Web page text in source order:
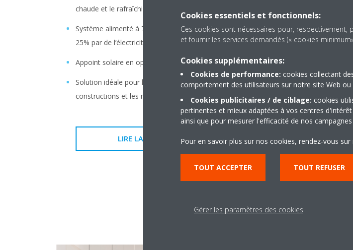
chaude et le rafraîchissement (en option)
Système alimenté à 75% par de l’air et à
25% par de l’électricité
Appoint solaire en option
Solution idéale pour les nouvelles
constructions et les maisons passives
LIRE LA SUITE
Système alimenté à 65 %
35 % par de l’électricité
Appoint solaire en option
Possibilité de connexion
tuyauterie et à des
température existants
rénovation et le
Cookies essentiels et fonctionnels:
Ces cookies sont nécessaires pour,
et fournir les services demandés (« cookies
Cookies supplémentaires:
Cookies de performance: cookies collectant
comportement des utilisateurs sur notre site Web ou
Cookies publicitaires / de ciblage: cookies
pertinentes et mieux adaptées à vos centres
ainsi que pour mesurer l'efficacité de nos
Pour en savoir plus sur nos cookies, rendez-vous
TOUT ACCEPTER TOUT REFUSER
Gérer les paramètres des cookies